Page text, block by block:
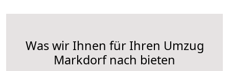
Was wir Ihnen für Ihren Umzug
Markdorf nach bieten